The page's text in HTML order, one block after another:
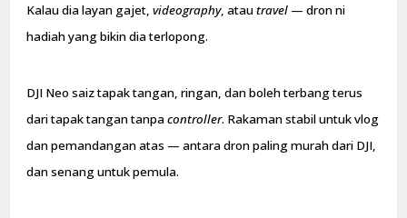
Kalau dia layan gajet,videography, atautravel — dron ni
hadiah yang bikin dia terlopong.
DJI Neo saiz tapak tangan, ringan, dan boleh terbang terus
dari tapak tangan tanpacontroller. Rakaman stabil untuk vlog
dan pemandangan atas — antara dron paling murah dari DJI,
dan senang untuk pemula.